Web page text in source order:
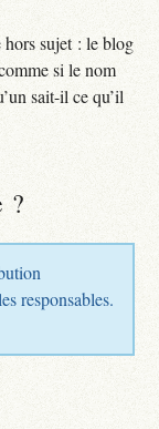
hors sujet : le blog
si le nom
sait-il ce qu’il
?
responsables.